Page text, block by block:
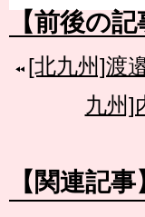
【前後の記
[北九州]渡
九州]
【関連記事